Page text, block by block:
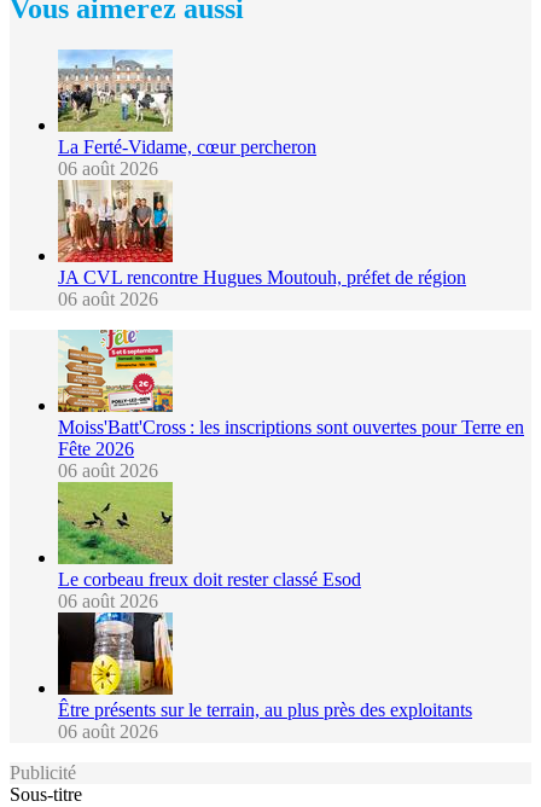
Vous aimerez aussi
La Ferté-Vidame, cœur percheron
06 août 2026
JA CVL rencontre Hugues Moutouh, préfet de région
06 août 2026
Moiss'Batt'Cross : les inscriptions sont ouvertes pour Terre en
Fête 2026
06 août 2026
Le corbeau freux doit rester classé Esod
06 août 2026
Être présents sur le terrain, au plus près des exploitants
06 août 2026
Publicité
Sous-titre